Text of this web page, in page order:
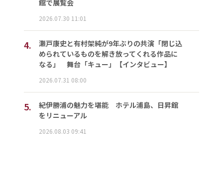
館で展覧会
2026.07.30 11:01
4.
瀬戸康史と有村架純が9年ぶりの共演「閉じ込
められているものを解き放ってくれる作品に
なる」 舞台「キュー」【インタビュー】
2026.07.31 08:00
5.
紀伊勝浦の魅力を堪能 ホテル浦島、日昇館
をリニューアル
2026.08.03 09:41